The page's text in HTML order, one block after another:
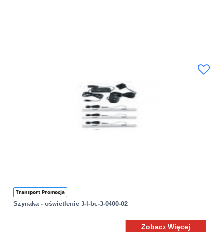
Transport Promocja
Szynaka - oświetlenie 3-l-bc-3-0400-02
Zobacz Więcej